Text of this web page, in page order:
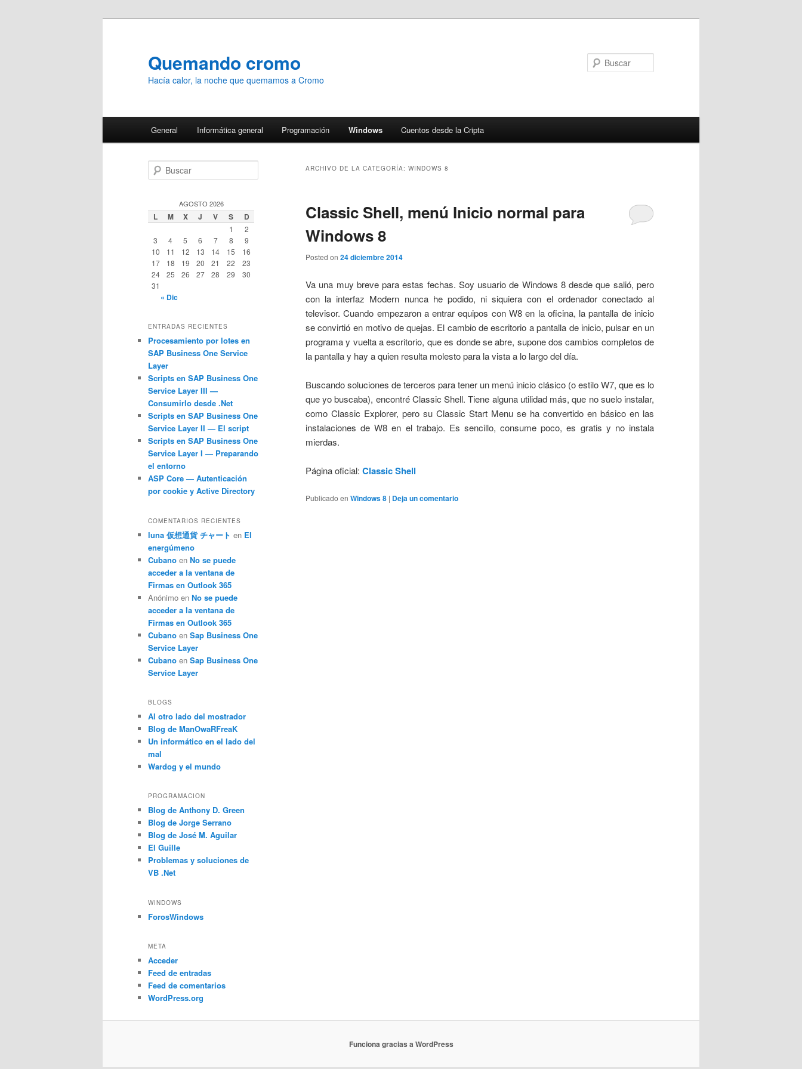
Quemando cromo
Hacía calor, la noche que quemamos a Cromo
General Informática general Programación Windows Cuentos desde la Cripta
ARCHIVO DE LA CATEGORÍA: WINDOWS 8
Classic Shell, menú Inicio normal para
Windows 8
Posted on 24 diciembre 2014
Va una muy breve para estas fechas. Soy usuario de Windows 8 desde que salió, pero
con la interfaz Modern nunca he podido, ni siquiera con el ordenador conectado al
televisor. Cuando empezaron a entrar equipos con W8 en la oficina, la pantalla de inicio
se convirtió en motivo de quejas. El cambio de escritorio a pantalla de inicio, pulsar en un
programa y vuelta a escritorio, que es donde se abre, supone dos cambios completos de
la pantalla y hay a quien resulta molesto para la vista a lo largo del día.
Buscando soluciones de terceros para tener un menú inicio clásico (o estilo W7, que es lo
que yo buscaba), encontré Classic Shell. Tiene alguna utilidad más, que no suelo instalar,
como Classic Explorer, pero su Classic Start Menu se ha convertido en básico en las
instalaciones de W8 en el trabajo. Es sencillo, consume poco, es gratis y no instala
mierdas.
Página oficial: Classic Shell
Publicado en Windows 8 | Deja un comentario
u
a
r
AGOSTO 2026
L M X J V S D
1
2
3
4 5 6 7 8
9
10
11 12 13 14 15
16
17
18 19 20 21 22
23
24
25 26 27 28 29
30
31
« Dic
ENTRADAS RECIENTES
Procesamiento por lotes en
SAP Business One Service
Layer
Scripts en SAP Business One
Service Layer III —
Consumirlo desde .Net
Scripts en SAP Business One
Service Layer II — El script
Scripts en SAP Business One
Service Layer I — Preparando
el entorno
ASP Core — Autenticación
por cookie y Active Directory
COMENTARIOS RECIENTES
luna 仮想通貨 チャート en El
energúmeno
Cubano en No se puede
acceder a la ventana de
Firmas en Outlook 365
Anónimo en No se puede
acceder a la ventana de
Firmas en Outlook 365
Cubano en Sap Business One
Service Layer
Cubano en Sap Business One
Service Layer
BLOGS
Al otro lado del mostrador
Blog de ManOwaRFreaK
Un informático en el lado del
mal
Wardog y el mundo
PROGRAMACION
Blog de Anthony D. Green
Blog de Jorge Serrano
Blog de José M. Aguilar
El Guille
Problemas y soluciones de
VB .Net
WINDOWS
ForosWindows
META
Acceder
Feed de entradas
Feed de comentarios
WordPress.org
Funciona gracias a WordPress